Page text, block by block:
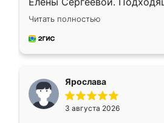
короткие сроки
для замера сотрудник
предложил по моему
Читать полностью
Ярослава
3 августа 2026